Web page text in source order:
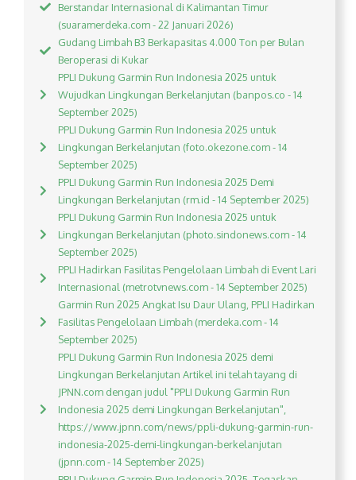
Berstandar Internasional di Kalimantan Timur
(suaramerdeka.com - 22 Januari 2026)
Gudang Limbah B3 Berkapasitas 4.000 Ton per Bulan
Beroperasi di Kukar
PPLI Dukung Garmin Run Indonesia 2025 untuk
Wujudkan Lingkungan Berkelanjutan (banpos.co - 14
September 2025)
PPLI Dukung Garmin Run Indonesia 2025 untuk
Lingkungan Berkelanjutan (foto.okezone.com - 14
September 2025)
PPLI Dukung Garmin Run Indonesia 2025 Demi
Lingkungan Berkelanjutan (rm.id - 14 September 2025)
PPLI Dukung Garmin Run Indonesia 2025 untuk
Lingkungan Berkelanjutan (photo.sindonews.com - 14
September 2025)
PPLI Hadirkan Fasilitas Pengelolaan Limbah di Event Lari
Internasional (metrotvnews.com - 14 September 2025)
Garmin Run 2025 Angkat Isu Daur Ulang, PPLI Hadirkan
Fasilitas Pengelolaan Limbah (merdeka.com - 14
September 2025)
PPLI Dukung Garmin Run Indonesia 2025 demi
Lingkungan Berkelanjutan Artikel ini telah tayang di
JPNN.com dengan judul "PPLI Dukung Garmin Run
Indonesia 2025 demi Lingkungan Berkelanjutan",
https://www.jpnn.com/news/ppli-dukung-garmin-run-
indonesia-2025-demi-lingkungan-berkelanjutan
(jpnn.com - 14 September 2025)